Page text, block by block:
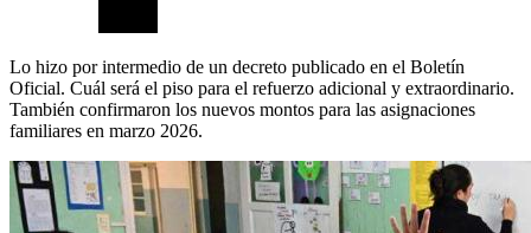
Lo hizo por intermedio de un decreto publicado en el Boletín
Oficial. Cuál será el piso para el refuerzo adicional y extraordinario.
También confirmaron los nuevos montos para las asignaciones
familiares en marzo 2026.